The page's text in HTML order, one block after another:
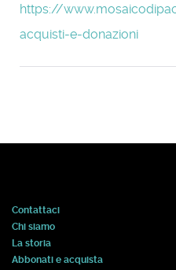
https://
acquisti-e-donazioni
Contattaci
Chi siamo
La storia
Abbonati e acquista